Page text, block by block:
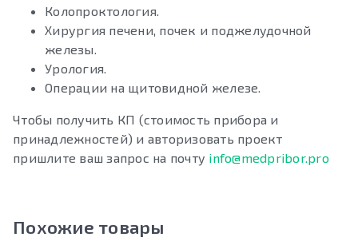
Колопроктология.
Хирургия печени, почек и поджелудочной
железы.
Урология.
Операции на щитовидной железе.
Чтобы получить КП (стоимость прибора и
принадлежностей) и авторизовать проект
пришлите ваш запрос на почту info@medpribor.pro
Похожие товары